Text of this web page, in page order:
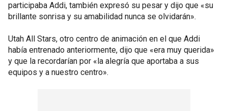
participaba Addi, también expresó su pesar y dijo que «su
brillante sonrisa y su amabilidad nunca se olvidarán».
Utah All Stars, otro centro de animación en el que Addi
había entrenado anteriormente, dijo que «era muy querida»
y que la recordarían por «la alegría que aportaba a sus
equipos y a nuestro centro».